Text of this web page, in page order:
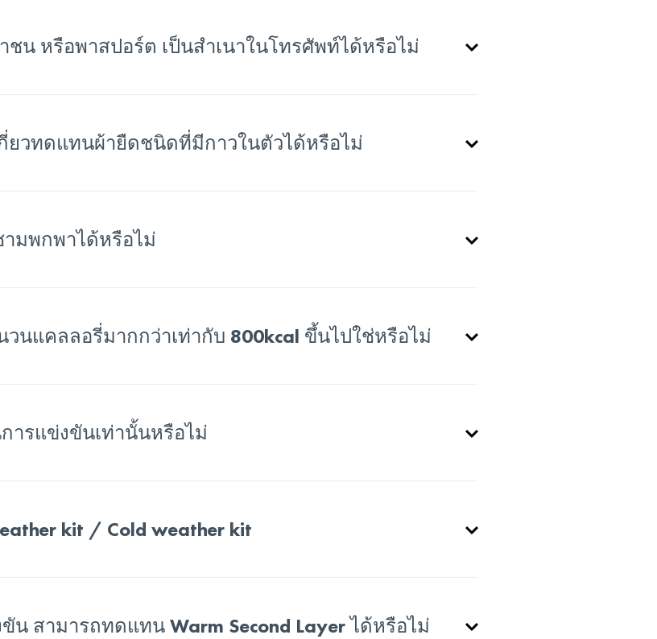
น หรือพาสปอร์ต เป็นสำเนาในโทรศัพท์ได้หรือไม่
ยวทดแทนผ้ายืดชนิดที่มีกาวในตัวได้หรือไม่
มพกพาได้หรือไม่
นแคลลอรี่มากกว่าเท่ากับ 800kcal ขึ้นไปใช่หรือไม่
ารแข่งขันเท่านั้นหรือไม่
kit / Cold weather kit
น สามารถทดแทน Warm Second Layer ได้หรือไม่